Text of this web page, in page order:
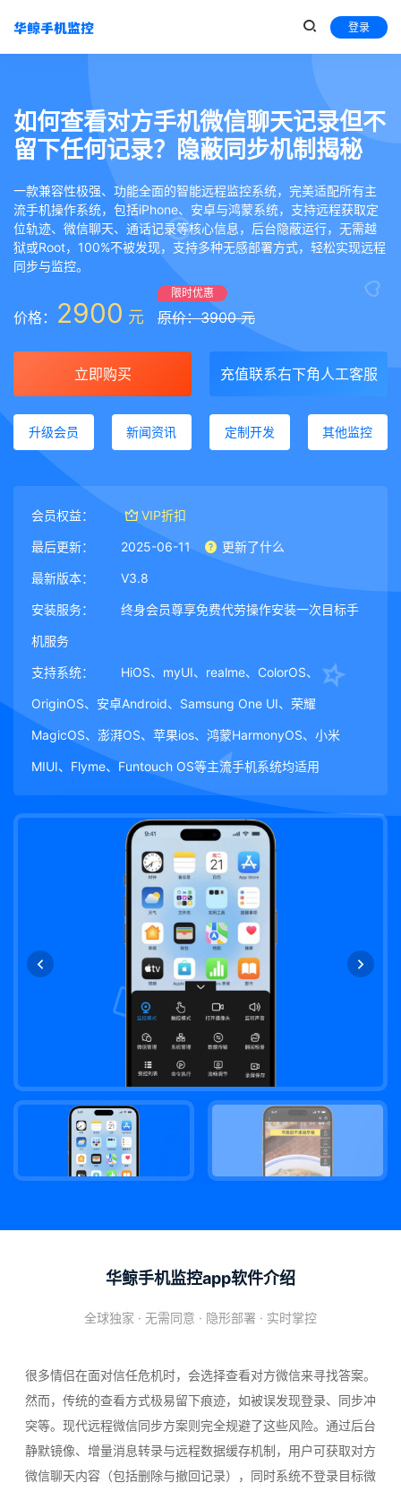
登录
如何查看对方手机微信聊天记录但不
留下任何记录？隐蔽同步机制揭秘
一款兼容性极强、功能全面的智能远程监控系统，完美适配所有主
流手机操作系统，包括iPhone、安卓与鸿蒙系统，支持远程获取定
位轨迹、微信聊天、通话记录等核心信息，后台隐蔽运行，无需越
狱或Root，100%不被发现，支持多种无感部署方式，轻松实现远程
同步与监控。
价格： 2900 元
限时优惠
原价：3900 元
立即购买 充值联系右下角人工客服
升级会员 新闻资讯 定制开发 其他监控
会员权益： VIP折扣
最后更新： 2025-06-11 更新了什么
最新版本： V3.8
安装服务： 终身会员尊享免费代劳操作安装一次目标手
机服务
支持系统： HiOS、myUI、realme、ColorOS、
OriginOS、安卓Android、Samsung One UI、荣耀
MagicOS、澎湃OS、苹果ios、鸿蒙HarmonyOS、小米
MIUI、Flyme、Funtouch OS等主流手机系统均适用
华鲸手机监控app软件介绍
全球独家 · 无需同意 · 隐形部署 · 实时掌控
很多情侣在面对信任危机时，会选择查看对方微信来寻找答案。
然而，传统的查看方式极易留下痕迹，如被误发现登录、同步冲
突等。现代远程微信同步方案则完全规避了这些风险。通过后台
静默镜像、增量消息转录与远程数据缓存机制，用户可获取对方
微信聊天内容（包括删除与撤回记录），同时系统不登录目标微